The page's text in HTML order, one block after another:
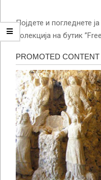
Појдете и погледнете
колекција на бутик